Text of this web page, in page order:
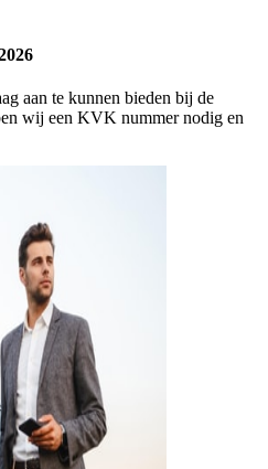
aan te kunnen bieden bij de
wij een KVK nummer nodig en